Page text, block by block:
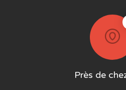
Près de